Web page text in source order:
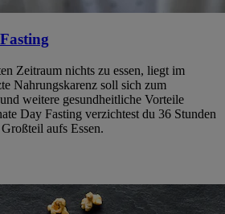
Zeitraum nichts zu essen, liegt im
Nahrungskarenz soll sich zum
weitere gesundheitliche Vorteile
Day Fasting verzichtest du 36 Stunden
aufs Essen.